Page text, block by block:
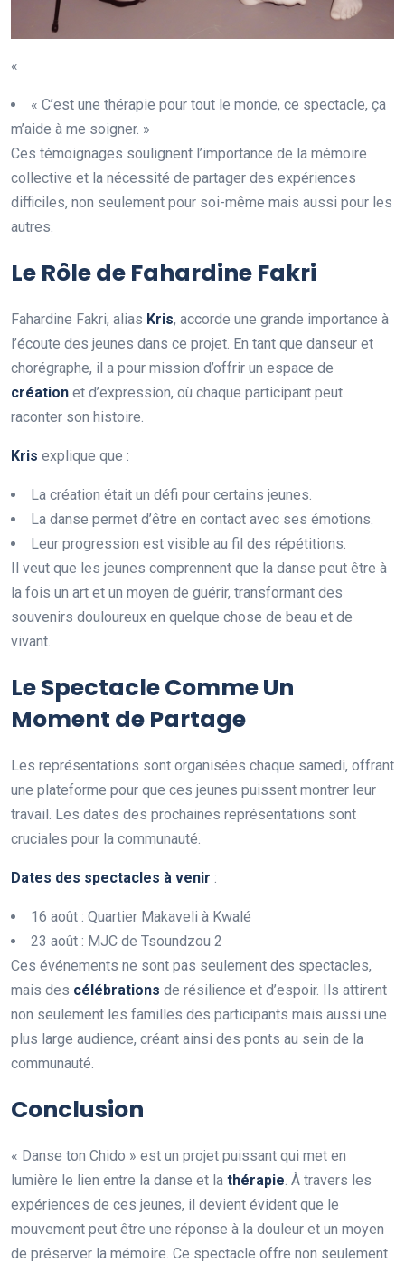
«
« C’est une thérapie pour tout le monde, ce spectacle, ça
m’aide à me soigner. »
Ces témoignages soulignent l’importance de la mémoire
collective et la nécessité de partager des expériences
difficiles, non seulement pour soi-même mais aussi pour les
autres.
Le Rôle de Fahardine Fakri
Fahardine Fakri, alias Kris, accorde une grande importance à
l’écoute des jeunes dans ce projet. En tant que danseur et
chorégraphe, il a pour mission d’offrir un espace de
création et d’expression, où chaque participant peut
raconter son histoire.
Kris explique que :
La création était un défi pour certains jeunes.
La danse permet d’être en contact avec ses émotions.
Leur progression est visible au fil des répétitions.
Il veut que les jeunes comprennent que la danse peut être à
la fois un art et un moyen de guérir, transformant des
souvenirs douloureux en quelque chose de beau et de
vivant.
Le Spectacle Comme Un
Moment de Partage
Les représentations sont organisées chaque samedi, offrant
une plateforme pour que ces jeunes puissent montrer leur
travail. Les dates des prochaines représentations sont
cruciales pour la communauté.
Dates des spectacles à venir :
16 août : Quartier Makaveli à Kwalé
23 août : MJC de Tsoundzou 2
Ces événements ne sont pas seulement des spectacles,
mais des célébrations de résilience et d’espoir. Ils attirent
non seulement les familles des participants mais aussi une
plus large audience, créant ainsi des ponts au sein de la
communauté.
Conclusion
« Danse ton Chido » est un projet puissant qui met en
lumière le lien entre la danse et la thérapie. À travers les
expériences de ces jeunes, il devient évident que le
mouvement peut être une réponse à la douleur et un moyen
de préserver la mémoire. Ce spectacle offre non seulement